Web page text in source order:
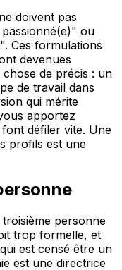
doivent pas
ou
Ces formulations
devenues
de précis : un
de travail dans
qui mérite
apportez
défiler vite. Une
profils est une
personne
trop formelle, et
est censé être un
est une directrice